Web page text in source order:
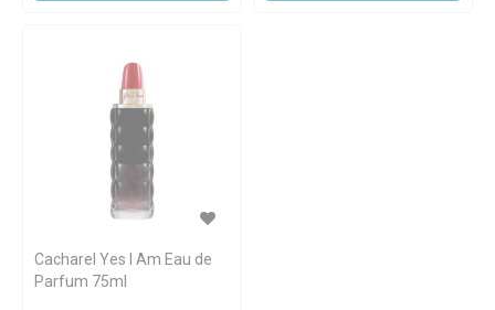
Cacharel Yes I Am Eau de
Parfum 75ml